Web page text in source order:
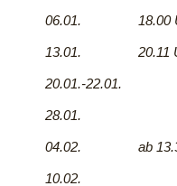
06.01. 18.00
13.01. 20.11
20.01.-22.01.
28.01.
04.02. ab
10.02.